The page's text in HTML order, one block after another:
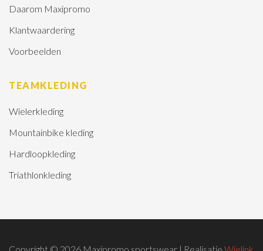
Daarom Maxipromo
Klantwaardering
Voorbeelden
TEAMKLEDING
Wielerkleding
Mountainbike kleding
Hardloopkleding
Triathlonkleding